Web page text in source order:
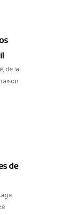
de la
de